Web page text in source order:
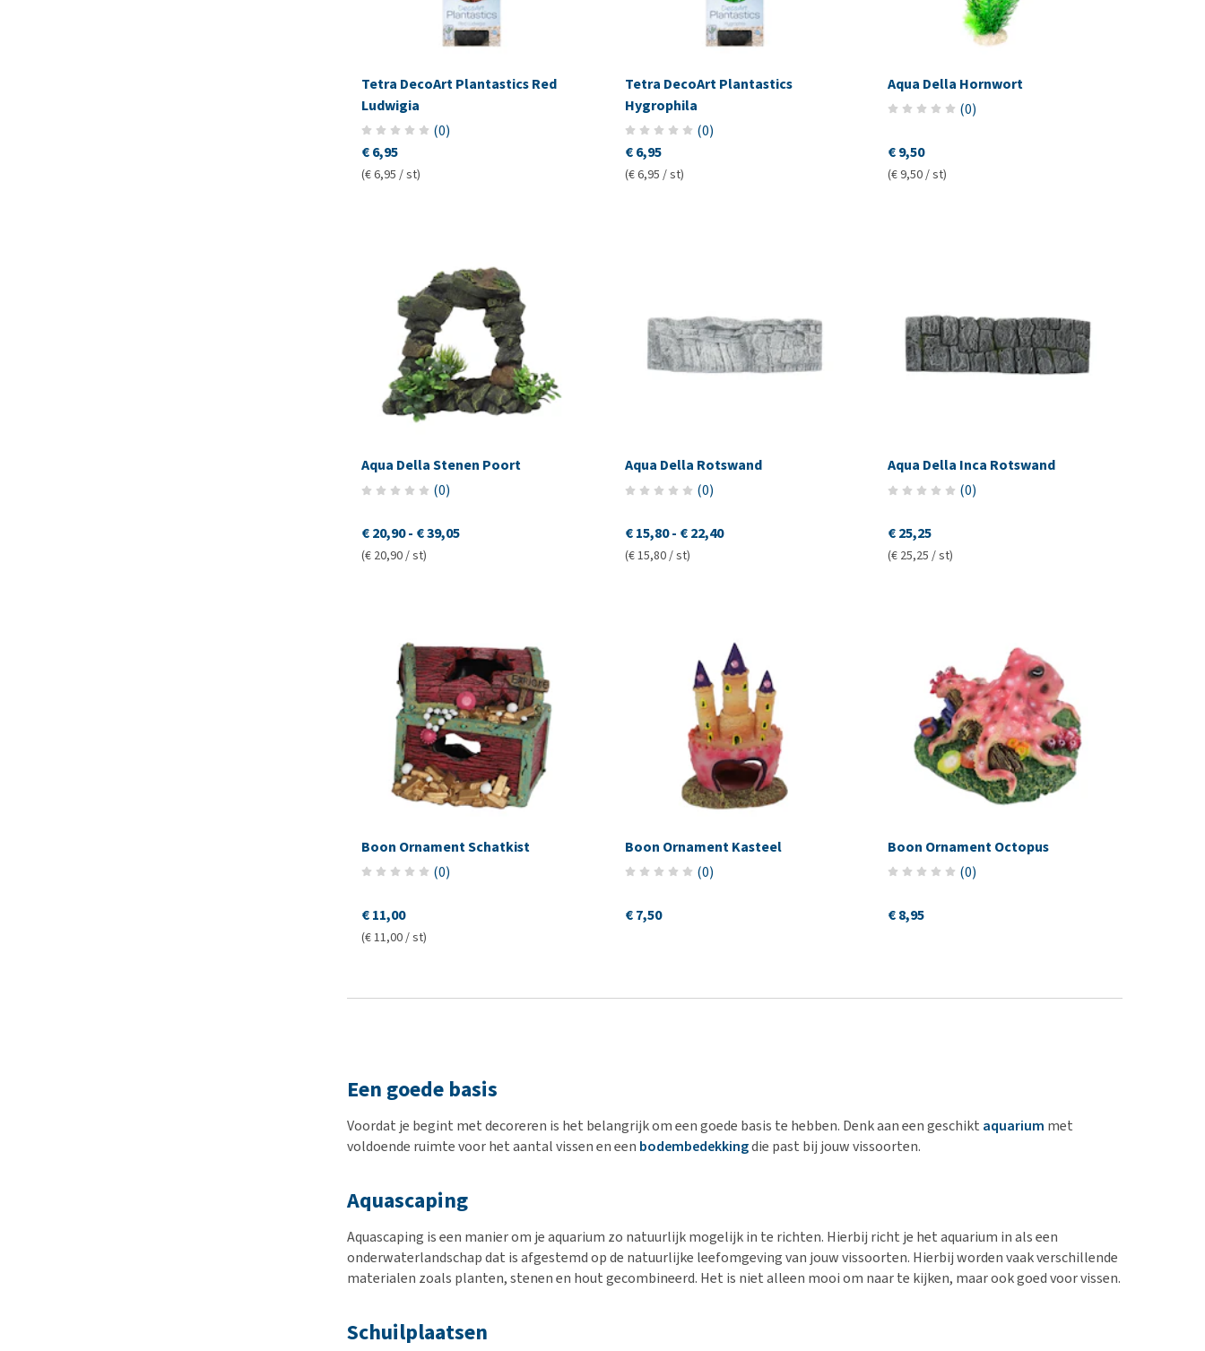
Tetra DecoArt Plantastics Red
Ludwigia
(0)
€ 6,95
(€ 6,95 / st)
Tetra DecoArt Plantastics
Hygrophila
(0)
€ 6,95
(€ 6,95 / st)
Aqua Della Hornwort
(0)
€ 9,50
(€ 9,50 / st)
Aqua Della Stenen Poort
(0)
€ 20,90- € 39,05
(€ 20,90 / st)
Aqua Della Rotswand
(0)
€ 15,80 - € 22,40
(€ 15,80 / st)
Aqua Della Inca Rotswand
(0)
€ 25,25
(€ 25,25 / st)
Boon Ornament Schatkist
(0)
€ 11,00
(€ 11,00 / st)
Boon Ornament Kasteel
(0)
€ 7,50
Boon Ornament Octopus
(0)
€ 8,95
Een goede basis
Voordat je begint met decoreren is het belangrijk om een goede basis te hebben. Denk aan een geschikt aquarium met
voldoende ruimte voor het aantal vissen en een bodembedekkingdie past bij jouw vissoorten.
Aquascaping
Aquascaping is een manier om je aquarium zo natuurlijk mogelijk in te richten. Hierbij richt je het aquarium in als een
onderwaterlandschap dat is afgestemd op de natuurlijke leefomgeving van jouw vissoorten. Hierbij worden vaak verschillende
materialen zoals planten, stenen en hout gecombineerd. Het is niet alleen mooi om naar te kijken, maar ook goed voor vissen.
Schuilplaatsen